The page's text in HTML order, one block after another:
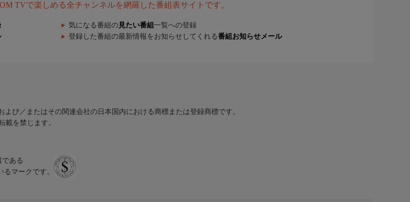
TVで楽しめる全チャンネルを網羅した番組表サイトです。
気になる番組の 見たい番組 一覧への登録
登録した番組の最新情報をお知らせしてくれる番組お知らせメール
び／またはその関連会社の日本国内における商標または登録商標です。
載を禁じます。
ある
マークです。